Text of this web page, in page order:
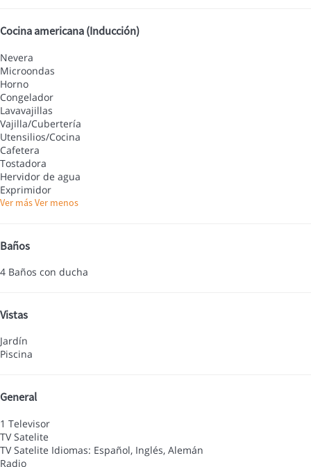
Cocina americana (Inducción)
Nevera
Microondas
Horno
Congelador
Lavavajillas
Vajilla/Cubertería
Utensilios/Cocina
Cafetera
Tostadora
Hervidor de agua
Exprimidor
Ver másVer menos
Baños
4 Baños con ducha
Vistas
Jardín
Piscina
General
1 Televisor
TV Satelite
TV Satelite Idiomas: Español, Inglés, Alemán
Radio